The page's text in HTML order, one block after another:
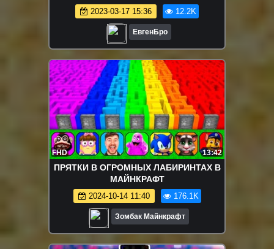
РЕАЛЬНОЙ ЖИЗНИ ВИДЕО ТРОЛЛИНГ
MINECRAFT
2023-03-17 15:36 12.2K
ЕвгенБро
FHD 13:42
ПРЯТКИ В ОГРОМНЫХ ЛАБИРИНТАХ В
МАЙНКРАФТ
2024-10-14 11:40 176.1K
Зомбак Майнкрафт